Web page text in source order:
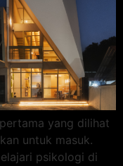
yang dilihat
untuk masuk.
psikologi di